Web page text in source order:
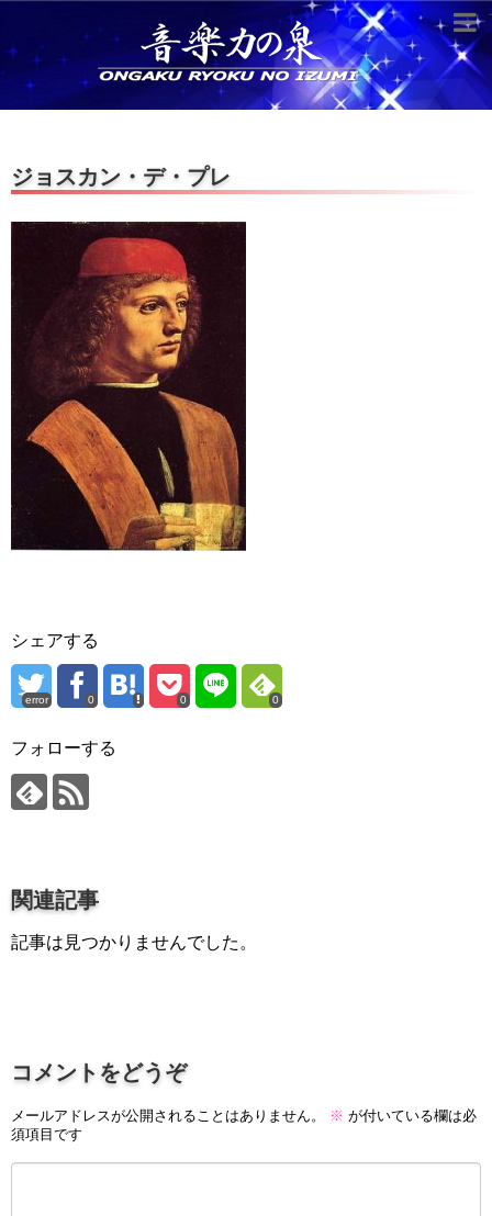
ジョスカン・デ・プレ
シェアする
error 0 0 0
フォローする
関連記事
記事は見つかりませんでした。
コメントをどうぞ
メールアドレスが公開されることはありません。 ※ が付いている欄は必
須項目です
超役立つ知識／雑学
knowledge
音のしくみ
作曲技術
compose Tech
世界一わかりやすい音楽理論
名作を分析する
打ち込みテクニックを極める
音楽機材
instruments
プロ作曲家オススメ DTM機材
音楽家を目指す人の為のコラム
enjyoy music
音楽聴き放題サービス